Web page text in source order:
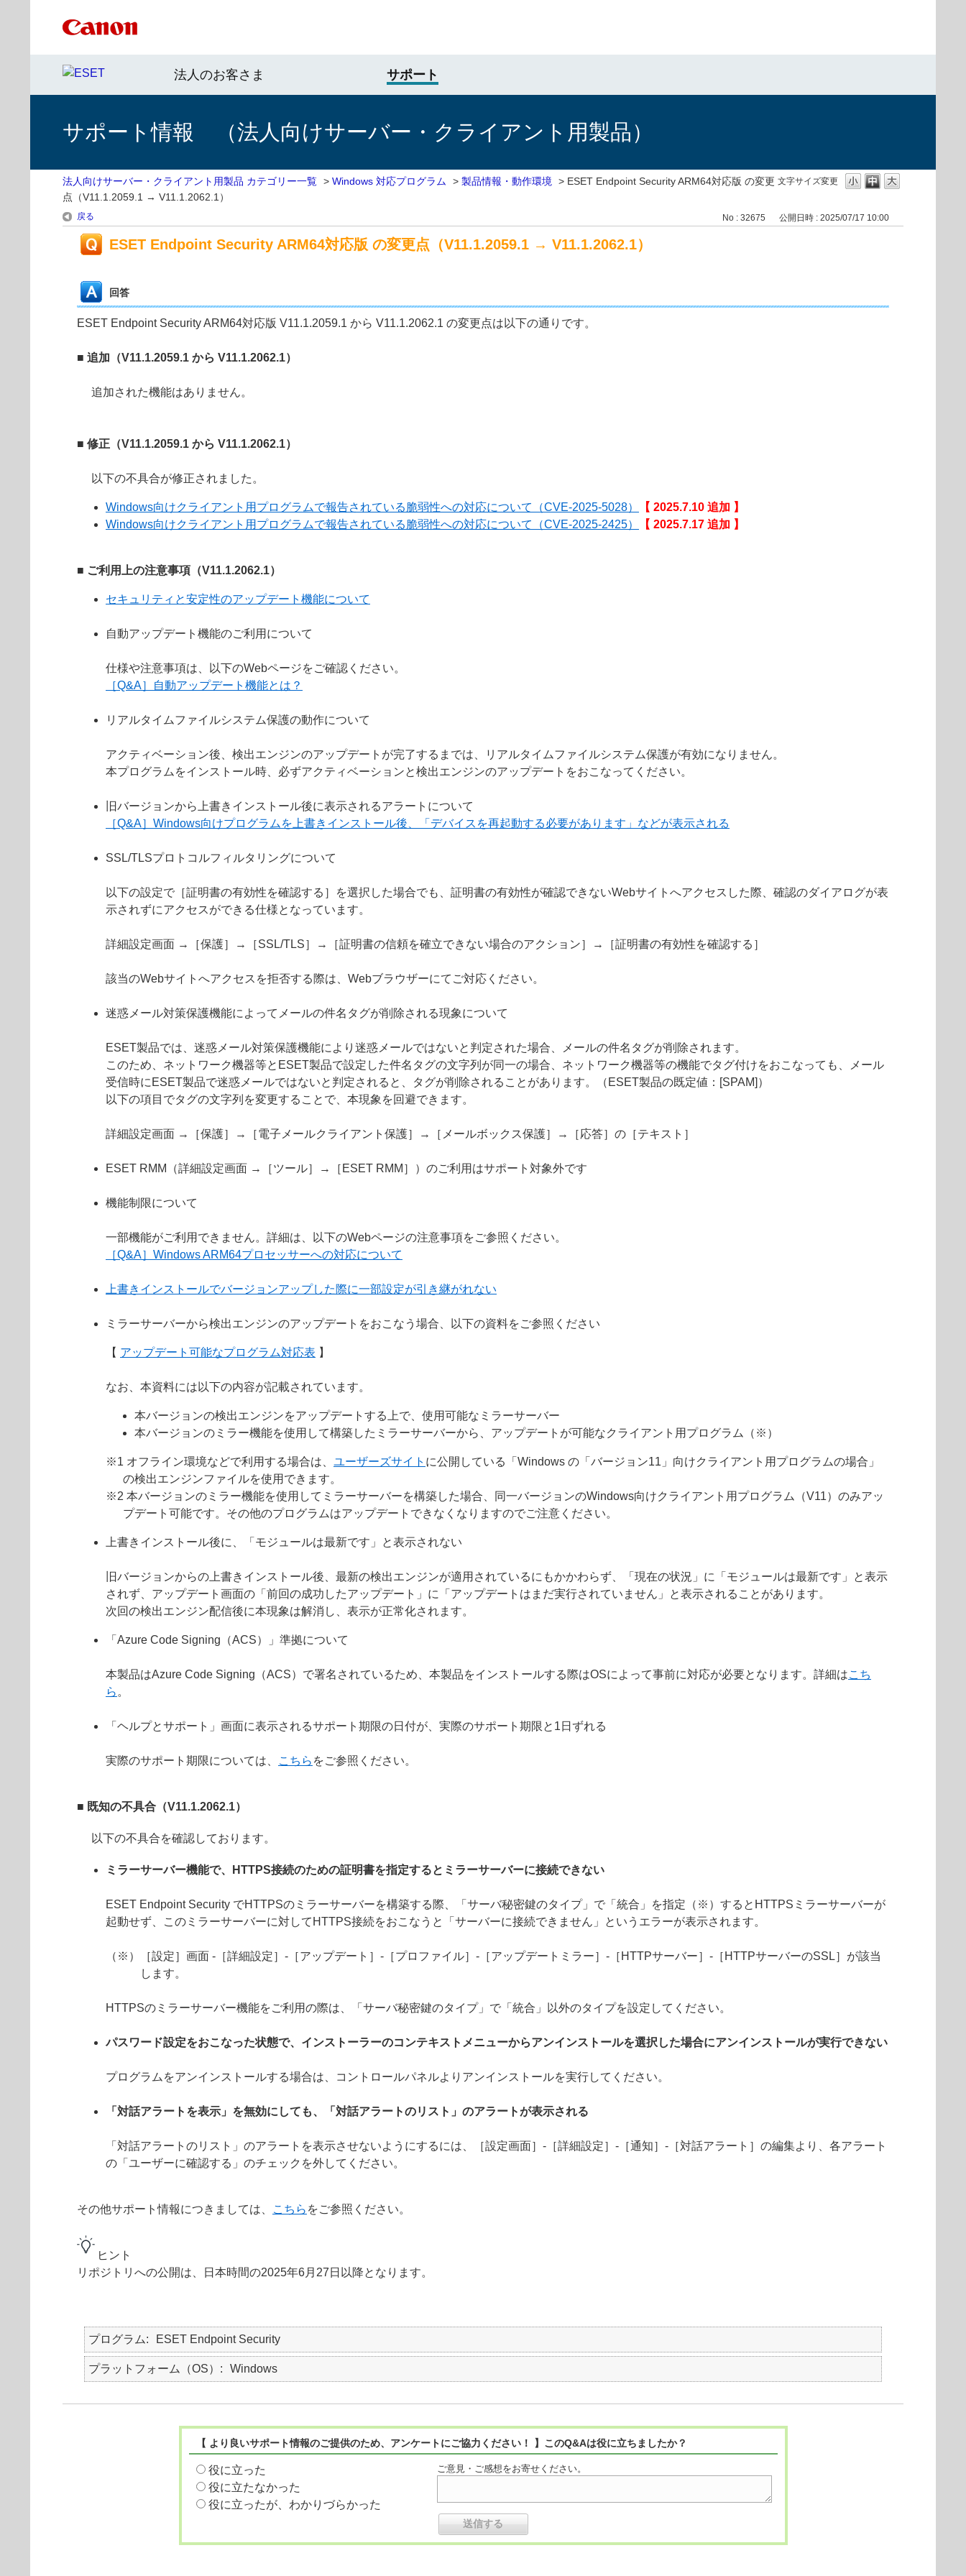
法人のお客さま サポート
サポート情報 （法人向けサーバー・クライアント用製品）
文字サイズ変更
法人向けサーバー・クライアント用製品 カテゴリー一覧 > Windows 対応プログラム > 製品情報・動作環境 > ESET Endpoint Security ARM64対応版 の変更
点（V11.1.2059.1 → V11.1.2062.1）
戻る No : 32675 公開日時 : 2025/07/17 10:00
ESET Endpoint Security ARM64対応版 の変更点（V11.1.2059.1 → V11.1.2062.1）
回答
ESET Endpoint Security ARM64対応版 V11.1.2059.1 から V11.1.2062.1 の変更点は以下の通りです。
■ 追加（V11.1.2059.1 から V11.1.2062.1）
追加された機能はありません。
■ 修正（V11.1.2059.1 から V11.1.2062.1）
以下の不具合が修正されました。
Windows向けクライアント用プログラムで報告されている脆弱性への対応について（CVE-2025-5028）
【 2025.7.10 追加 】
Windows向けクライアント用プログラムで報告されている脆弱性への対応について（CVE-2025-2425）
【 2025.7.17 追加 】
■ ご利用上の注意事項（V11.1.2062.1）
セキュリティと安定性のアップデート機能について
自動アップデート機能のご利用について
仕様や注意事項は、以下のWebページをご確認ください。
［Q&A］自動アップデート機能とは？
リアルタイムファイルシステム保護の動作について
アクティベーション後、検出エンジンのアップデートが完了するまでは、リアルタイムファイルシステム保護が有効になりません。
本プログラムをインストール時、必ずアクティベーションと検出エンジンのアップデートをおこなってください。
旧バージョンから上書きインストール後に表示されるアラートについて
［Q&A］Windows向けプログラムを上書きインストール後、「デバイスを再起動する必要があります」などが表示される
SSL/TLSプロトコルフィルタリングについて
以下の設定で［証明書の有効性を確認する］を選択した場合でも、証明書の有効性が確認できないWebサイトへアクセスした際、確認のダイアログが表
示されずにアクセスができる仕様となっています。
詳細設定画面 →［保護］→［SSL/TLS］→［証明書の信頼を確立できない場合のアクション］→［証明書の有効性を確認する］
該当のWebサイトへアクセスを拒否する際は、Webブラウザーにてご対応ください。
迷惑メール対策保護機能によってメールの件名タグが削除される現象について
ESET製品では、迷惑メール対策保護機能により迷惑メールではないと判定された場合、メールの件名タグが削除されます。
このため、ネットワーク機器等とESET製品で設定した件名タグの文字列が同一の場合、ネットワーク機器等の機能でタグ付けをおこなっても、メール
受信時にESET製品で迷惑メールではないと判定されると、タグが削除されることがあります。（ESET製品の既定値：[SPAM]）
以下の項目でタグの文字列を変更することで、本現象を回避できます。
詳細設定画面 →［保護］→［電子メールクライアント保護］→［メールボックス保護］→［応答］の［テキスト］
ESET RMM（詳細設定画面 →［ツール］→［ESET RMM］）のご利用はサポート対象外です
機能制限について
一部機能がご利用できません。詳細は、以下のWebページの注意事項をご参照ください。
［Q&A］Windows ARM64プロセッサーへの対応について
上書きインストールでバージョンアップした際に一部設定が引き継がれない
ミラーサーバーから検出エンジンのアップデートをおこなう場合、以下の資料をご参照ください
【 アップデート可能なプログラム対応表 】
なお、本資料には以下の内容が記載されています。
本バージョンの検出エンジンをアップデートする上で、使用可能なミラーサーバー
本バージョンのミラー機能を使用して構築したミラーサーバーから、アップデートが可能なクライアント用プログラム（※）
※1 オフライン環境などで利用する場合は、 ユーザーズサイト に公開している「Windows の「バージョン11」向けクライアント用プログラムの場合」
の検出エンジンファイルを使用できます。
※2 本バージョンのミラー機能を使用してミラーサーバーを構築した場合、同一バージョンのWindows向けクライアント用プログラム（V11）のみアッ
プデート可能です。その他のプログラムはアップデートできなくなりますのでご注意ください。
上書きインストール後に、「モジュールは最新です」と表示されない
旧バージョンからの上書きインストール後、最新の検出エンジンが適用されているにもかかわらず、「現在の状況」に「モジュールは最新です」と表示
されず、アップデート画面の「前回の成功したアップデート」に「アップデートはまだ実行されていません」と表示されることがあります。
次回の検出エンジン配信後に本現象は解消し、表示が正常化されます。
「Azure Code Signing（ACS）」準拠について
本製品はAzure Code Signing（ACS）で署名されているため、本製品をインストールする際はOSによって事前に対応が必要となります。詳細はこち
ら 。
「ヘルプとサポート」画面に表示されるサポート期限の日付が、実際のサポート期限と1日ずれる
実際のサポート期限については、 こちら をご参照ください。
■ 既知の不具合（V11.1.2062.1）
以下の不具合を確認しております。
ミラーサーバー機能で、HTTPS接続のための証明書を指定するとミラーサーバーに接続できない
ESET Endpoint Security でHTTPSのミラーサーバーを構築する際、「サーバ秘密鍵のタイプ」で「統合」を指定（※）するとHTTPSミラーサーバーが
起動せず、このミラーサーバーに対してHTTPS接続をおこなうと「サーバーに接続できません」というエラーが表示されます。
（※）［設定］画面 -［詳細設定］-［アップデート］-［プロファイル］-［アップデートミラー］-［HTTPサーバー］-［HTTPサーバーのSSL］が該当
します。
HTTPSのミラーサーバー機能をご利用の際は、「サーバ秘密鍵のタイプ」で「統合」以外のタイプを設定してください。
パスワード設定をおこなった状態で、インストーラーのコンテキストメニューからアンインストールを選択した場合にアンインストールが実行できない
プログラムをアンインストールする場合は、コントロールパネルよりアンインストールを実行してください。
「対話アラートを表示」を無効にしても、「対話アラートのリスト」のアラートが表示される
「対話アラートのリスト」のアラートを表示させないようにするには、［設定画面］-［詳細設定］-［通知］-［対話アラート］の編集より、各アラート
の「ユーザーに確認する」のチェックを外してください。
その他サポート情報につきましては、 こちら をご参照ください。
ヒント
リポジトリへの公開は、日本時間の2025年6月27日以降となります。
プログラム ESET Endpoint Security
プラットフォーム（OS） Windows
【 より良いサポート情報のご提供のため、アンケートにご協力ください！ 】このQ&Aは役に立ちましたか？
役に立った
役に立たなかった
役に立ったが、わかりづらかった
ご意見・ご感想をお寄せください。